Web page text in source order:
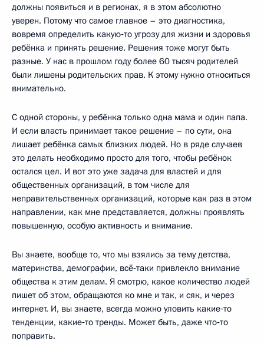
должны появиться и в регионах, я в этом абсолютно
уверен. Потому что самое главное – это диагностика,
вовремя определить какую‑то угрозу для жизни и здоровья
ребёнка и принять решение. Решения тоже могут быть
разные. У нас в прошлом году более 60 тысяч родителей
были лишены родительских прав. К этому нужно относиться
внимательно.
С одной стороны, у ребёнка только одна мама и один папа.
И если власть принимает такое решение – по сути, она
лишает ребёнка самых близких людей. Но в ряде случаев
это делать необходимо просто для того, чтобы ребёнок
остался цел. И вот это уже задача для властей и для
общественных организаций, в том числе для
неправительственных организаций, которые как раз в этом
направлении, как мне представляется, должны проявлять
повышенную, особую активность и внимание.
Вы знаете, вообще то, что мы взялись за тему детства,
материнства, демографии, всё‑таки привлекло внимание
общества к этим делам. Я смотрю, какое количество людей
пишет об этом, обращаются ко мне и так, и сяк, и через
интернет. И, вы знаете, всегда можно уловить какие‑то
тенденции, какие‑то тренды. Может быть, даже что‑то
поправить.